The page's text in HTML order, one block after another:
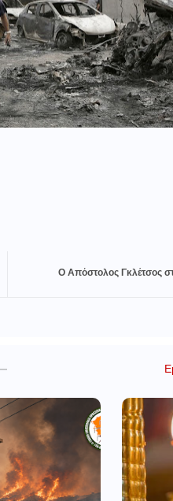
Ο Απόστολος Γκλέτσος